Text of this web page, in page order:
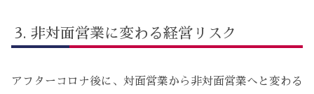
非対面営業に変わる経営リスク
アフターコロナ後に、対面営業から非対面営業へと変わる